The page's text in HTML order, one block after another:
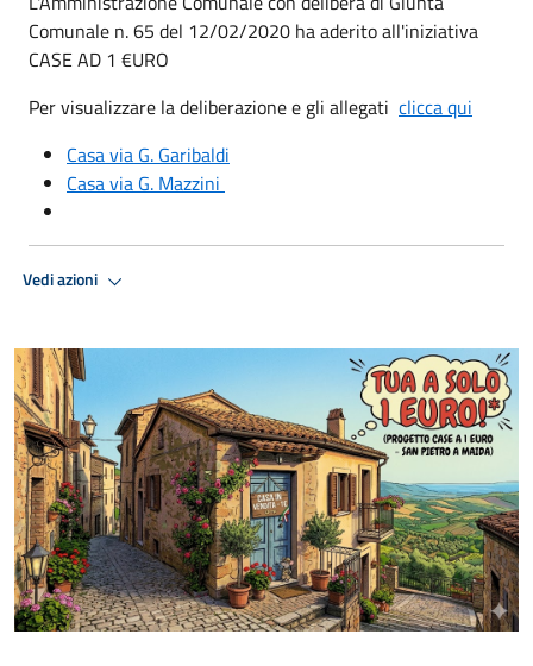
Comunale n. 65 del 12/02/2020 ha aderito all'iniziativa
CASE AD 1 €URO
Per visualizzare la deliberazione e gli allegati clicca qui
Casa via G. Garibaldi
Casa via G. Mazzini
Vedi azioni